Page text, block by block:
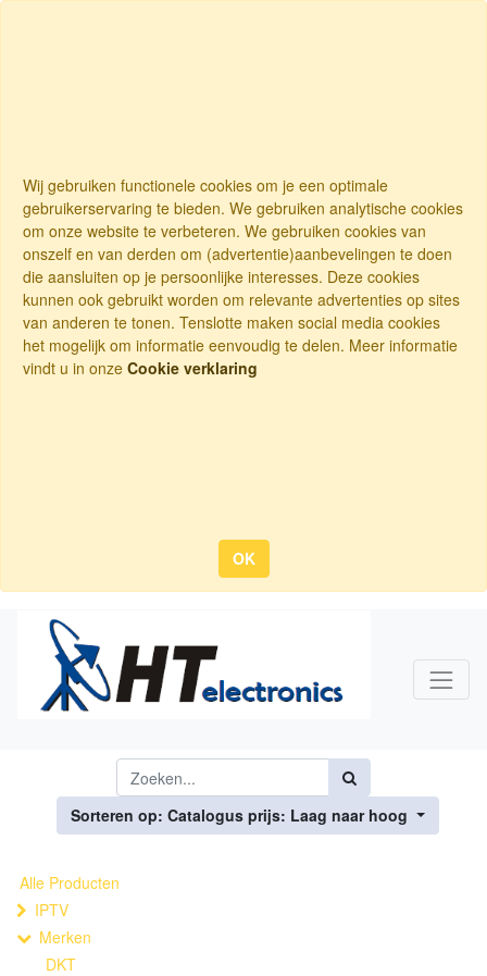
Wij gebruiken functionele cookies om je een optimale
gebruikerservaring te bieden. We gebruiken analytische cookies
om onze website te verbeteren. We gebruiken cookies van
onszelf en van derden om (advertentie)aanbevelingen te doen
die aansluiten op je persoonlijke interesses. Deze cookies
kunnen ook gebruikt worden om relevante advertenties op sites
van anderen te tonen. Tenslotte maken social media cookies
het mogelijk om informatie eenvoudig te delen. Meer informatie
vindt u in onze Cookie verklaring
OK
Sorteren op: Catalogus prijs: Laag naar hoog
Alle Producten
IPTV
Merken
DKT